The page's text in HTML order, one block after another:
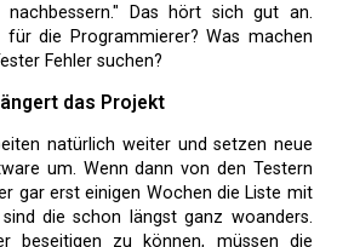
nachbessern." Das hört sich gut an.
die Programmierer? Was machen
Fehler suchen?
das Projekt
um. Wenn dann von den Testern
gar erst einigen Wochen die Liste mit
die schon längst ganz woanders.
beseitigen zu können, müssen die